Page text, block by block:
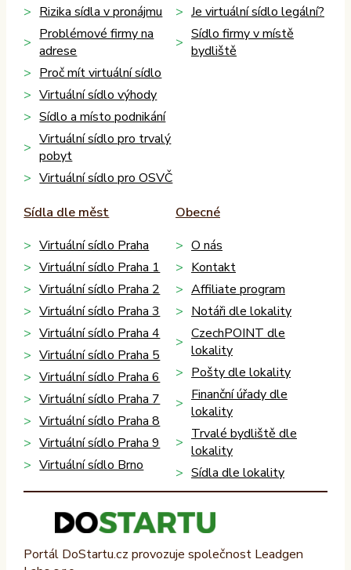
Rizika sídla v pronájmu
Problémové firmy na
adrese
Proč mít virtuální sídlo
Virtuální sídlo výhody
Sídlo a místo podnikání
Virtuální sídlo pro trvalý
pobyt
Virtuální sídlo pro OSVČ
Je virtuální sídlo legální?
Sídlo firmy v místě
bydliště
Sídla dle měst
Virtuální sídlo Praha
Virtuální sídlo Praha 1
Virtuální sídlo Praha 2
Virtuální sídlo Praha 3
Virtuální sídlo Praha 4
Virtuální sídlo Praha 5
Virtuální sídlo Praha 6
Virtuální sídlo Praha 7
Virtuální sídlo Praha 8
Virtuální sídlo Praha 9
Virtuální sídlo Brno
Obecné
O nás
Kontakt
Affiliate program
Notáři dle lokality
CzechPOINT dle
lokality
Pošty dle lokality
Finanční úřady dle
lokality
Trvalé bydliště dle
lokality
Sídla dle lokality
Portál DoStartu.cz provozuje společnost Leadgen